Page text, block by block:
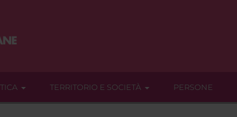
TERRITORIO E SOCIETÀ PERSONE